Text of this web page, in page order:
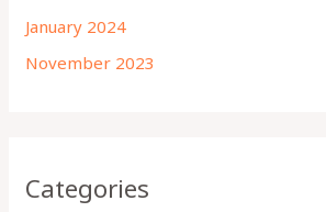
January 2024
November 2023
Categories